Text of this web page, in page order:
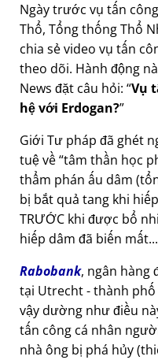
Ngày trước vụ tấn
Thổ, Tổng thống Thổ
chia sẻ video vụ tấn
theo dõi. Hành động
News đặt câu hỏi: Vụ
hệ với Erdogan?
Giới Tư pháp đã ghét
tuệ về tâm thần học
thẩm phán ấu dâm
bị bắt quả tang khi
TRƯỚC khi được bổ
hiếp dâm đã biến
Rabobank, ngân hàng
tại Utrecht - thành
vậy dường như điều
tấn công cá nhân
nhà ông bị phá hủy